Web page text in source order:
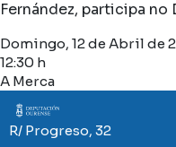
Fernández, participa no
Domingo, 12 de Abril de
12:30 h
A Merca
Imaxe
R/ Progreso, 32